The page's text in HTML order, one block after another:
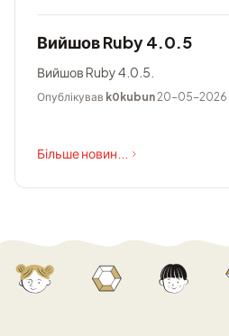
Вийшов Ruby 4.0.5
Вийшов Ruby 4.0.5.
Опублікував k0kubun20-05-2026
Більше новин...